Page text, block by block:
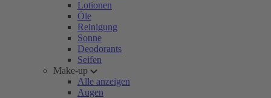
Lotionen
Öle
Reinigung
Sonne
Deodorants
Seifen
Make-up
Alle anzeigen
Augen